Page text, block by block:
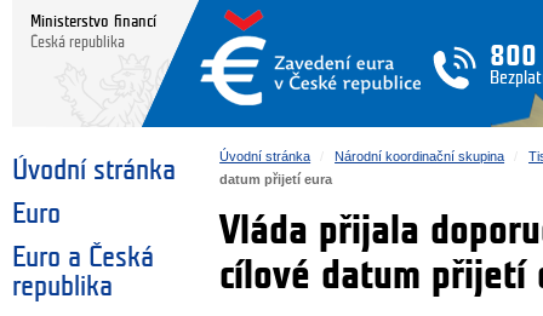
Ministerstvo financí
Česká republika
800
Úvodní stránka
Euro
Euro a Česká
republika
Úvodní stránka Národní koordinační skupina
datum přijetí eura
Vláda přijala
cílové datum přijetí